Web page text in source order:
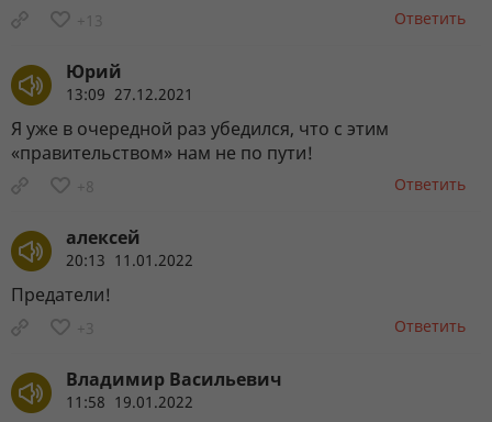
+13 Ответить
Юрий
13:09 27.12.2021
Я уже в очередной раз убедился, что с этим
«правительством» нам не по пути!
+8 Ответить
алексей
20:13 11.01.2022
Предатели!
+3 Ответить
Владимир Васильевич
11:58 19.01.2022